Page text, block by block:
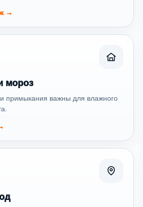
→
мороз
примыкания важны для влажного